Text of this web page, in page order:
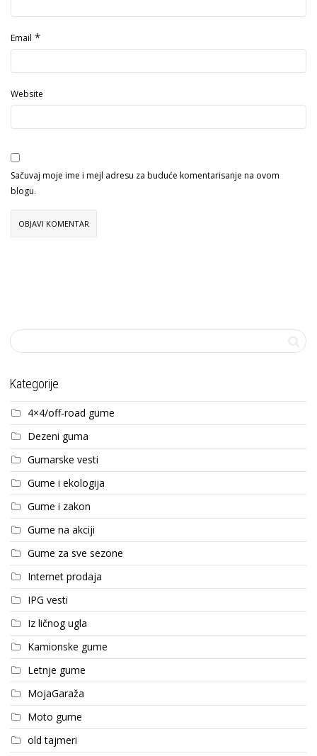
Email *
Website
Sačuvaj moje ime i mejl adresu za buduće komentarisanje na ovom
blogu.
Kategorije
4×4/off-road gume
Dezeni guma
Gumarske vesti
Gume i ekologija
Gume i zakon
Gume na akciji
Gume za sve sezone
Internet prodaja
IPG vesti
Iz ličnog ugla
Kamionske gume
Letnje gume
MojaGaraža
Moto gume
old tajmeri